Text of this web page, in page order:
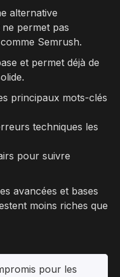
alternative
permet pas
Semrush.
et permet déjà de
principaux mots-clés
techniques les
pour suivre
avancées et bases
moins riches que
pour les